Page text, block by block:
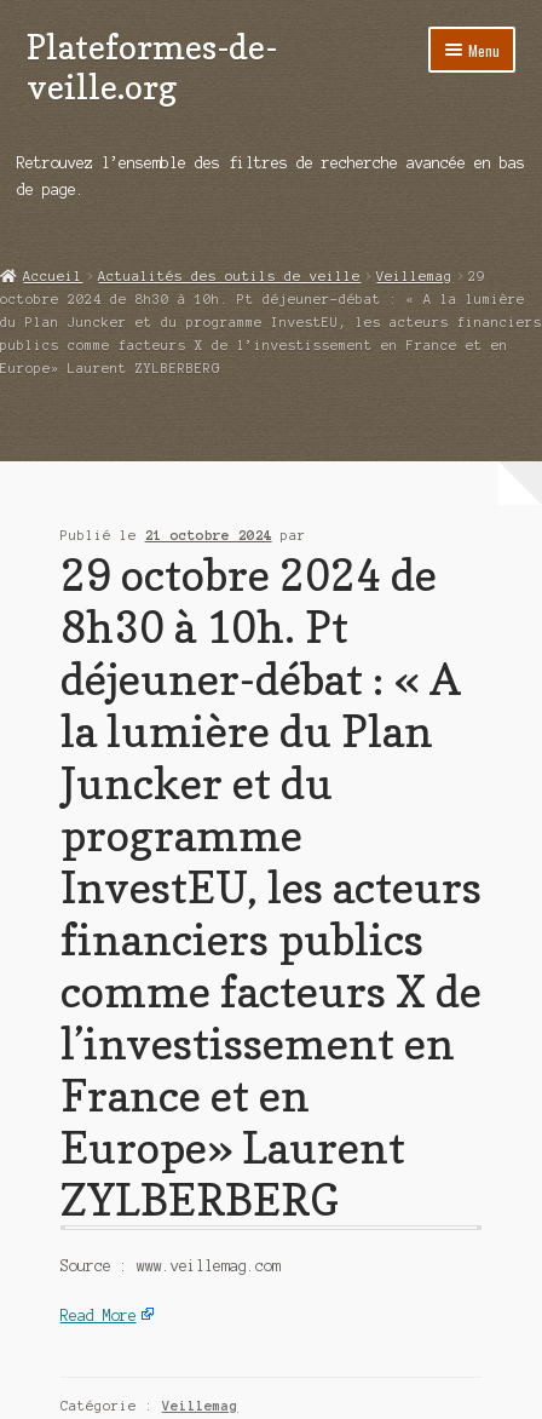
Aller
à
la
Aller
au
contenu
Plateformes-de-
veille.org
Menu
Répertoire d’ouitils
Démos vidéos
Ouvrir
le
menu
Actualités
Ouvrir
Retrouvez l’ensemble des filtres de recherche avancée en bas
de page.
Accueil Actualités des outils de veille Veillemag
29
octobre 2024 de 8h30 à 10h. Pt déjeuner-débat : « A la lumière
du Plan Juncker et du programme InvestEU, les acteurs financiers
publics comme facteurs X de l’investissement en France et en
Europe» Laurent ZYLBERBERG
Publié le 21 octobre 2024 par
29 octobre 2024 de
8h30 à 10h. Pt
déjeuner-débat : « A
la lumière du Plan
Juncker et du
programme
InvestEU, les acteurs
financiers publics
comme facteurs X de
l’investissement en
France et en
Europe» Laurent
ZYLBERBERG
Source : www.veillemag.com
Read More
Catégorie :Veillemag